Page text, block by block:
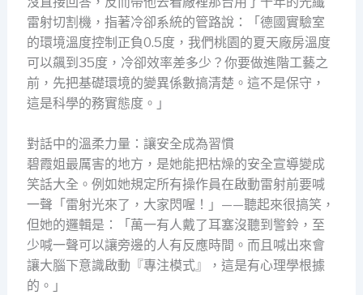
雷射切割機，指著冷卻系統的管路說：「德國實驗室
的環境溫度控制正負0.5度，我們桃園的夏天廠房溫度
可以飆到35度，冷卻效率差多少？你要做進階工藝之
前，先把基礎環境的變異係數搞清楚。這不是保守，
這是科學的務實態度。」
對話中的溫柔力量：讓安全成為習慣
碧霞姐最厲害的地方，是她能把枯燥的安全宣導變成
笑話大全。例如她規定所有操作員在啟動雷射前要喊
一聲「雷射光來了，大家閃喔！」——聽起來很搞笑，
但她的邏輯是：「萬一有人戴了耳塞沒聽到警鈴，至
少喊一聲可以讓旁邊的人有反應時間。而且喊出來會
讓大腦下意識啟動『專注模式』，這是有心理學根據
的。」